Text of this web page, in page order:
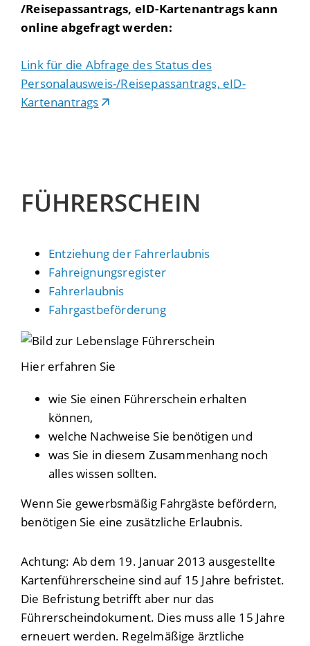
/Reisepassantrags, eID-Kartenantrags kann
online abgefragt werden:
Link für die Abfrage des Status des
Personalausweis-/Reisepassantrags, eID-
Kartenantrags
FÜHRERSCHEIN
Entziehung der Fahrerlaubnis
Fahreignungsregister
Fahrerlaubnis
Fahrgastbeförderung
Hier erfahren Sie
wie Sie einen Führerschein erhalten
können,
welche Nachweise Sie benötigen und
was Sie in diesem Zusammenhang noch
alles wissen sollten.
Wenn Sie gewerbsmäßig Fahrgäste befördern,
benötigen Sie eine zusätzliche Erlaubnis.
Achtung: Ab dem 19. Januar 2013 ausgestellte
Kartenführerscheine sind auf 15 Jahre befristet.
Die Befristung betrifft aber nur das
Führerscheindokument. Dies muss alle 15 Jahre
erneuert werden. Regelmäßige ärztliche